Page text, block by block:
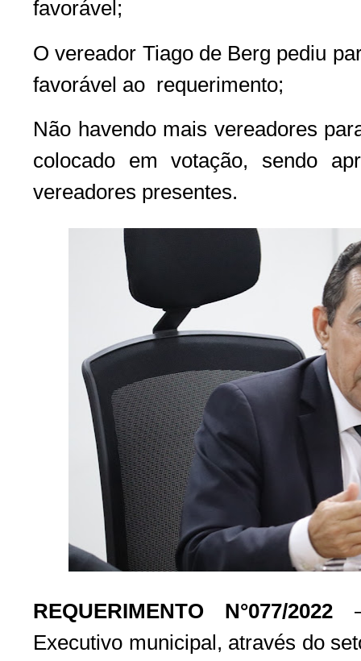
favorável;
O vereador Tiago de Berg pediu
favorável ao requerimento;
Não havendo mais vereadores
colocado em votação, sendo
vereadores presentes.
REQUERIMENTO N°077/2022
Executivo municipal, através do